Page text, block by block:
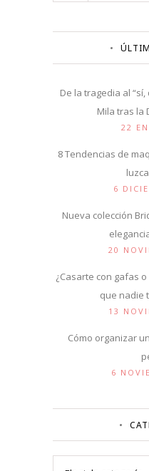
De la tragedia al
Mila tras la
22
8 Tendencias de
6
Nueva colección
20
¿Casarte con gafas
que nadie
13
Cómo organizar
6